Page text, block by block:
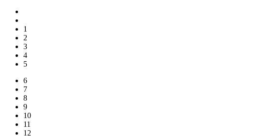
1
2
3
4
5
6
7
8
9
10
11
12